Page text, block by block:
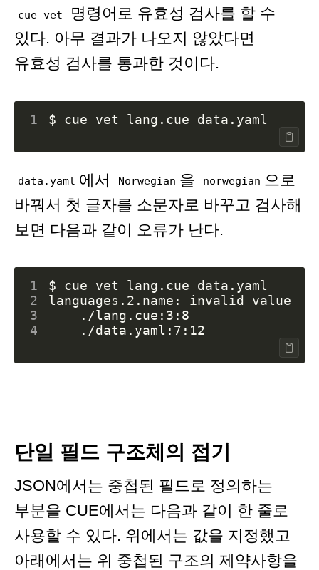
cue vet
명령어로 유효성 검사를 할 수
있다. 아무 결과가 나오지 않았다면
유효성 검사를 통과한 것이다.
1
data.yaml 에서 Norwegian 을 norwegian 으로
바꿔서 첫 글자를 소문자로 바꾸고 검사해
보면 다음과 같이 오류가 난다.
1
2
languages.2.name: invalid value
3
4
단일 필드 구조체의 접기
JSON에서는 중첩된 필드로 정의하는
부분을 CUE에서는 다음과 같이 한 줄로
사용할 수 있다. 위에서는 값을 지정했고
아래에서는 위 중첩된 구조의 제약사항을